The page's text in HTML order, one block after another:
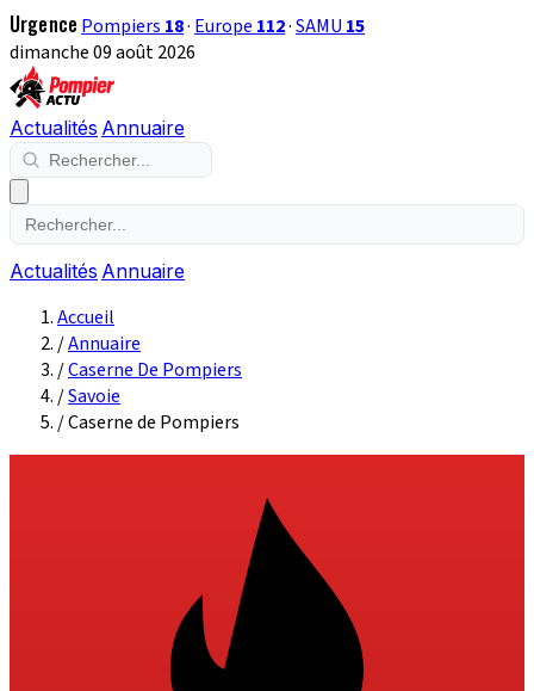
Urgence Pompiers 18· Europe 112·SAMU 15
dimanche 09 août 2026
Actualités Annuaire
Actualités Annuaire
Accueil
/Annuaire
/Caserne De Pompiers
/Savoie
/Caserne de Pompiers